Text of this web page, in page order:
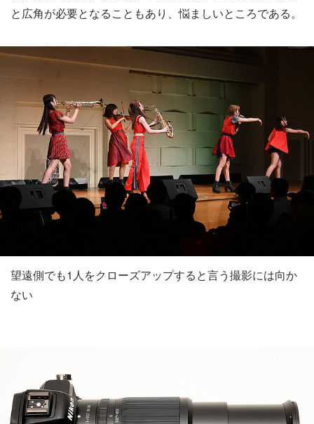
と広角が必要となることもあり、悩ましいところである。
望遠側でも1人をクローズアップすると言う撮影には向か
ない